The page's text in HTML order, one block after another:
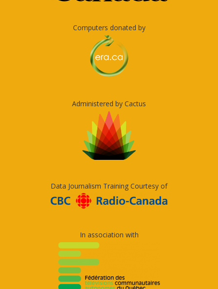
Computers donated by
Administered by Cactus
Data Journalism Training Courtesy of
In association with